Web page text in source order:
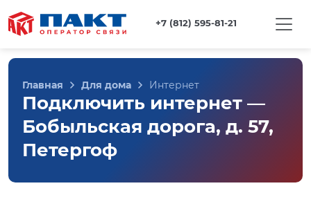
+7 (812) 595-81-21
Главная Для дома Интернет
Подключить интернет —
Бобыльская дорога, д. 57,
Петергоф